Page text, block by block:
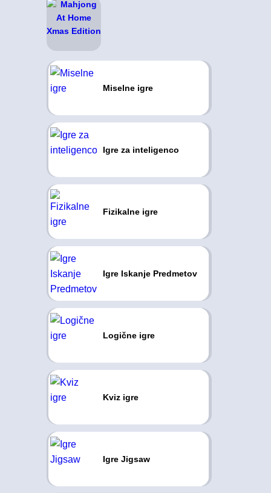
Miselne igre
Igre za inteligenco
Fizikalne igre
Igre Iskanje Predmetov
Logične igre
Kviz igre
Igre Jigsaw